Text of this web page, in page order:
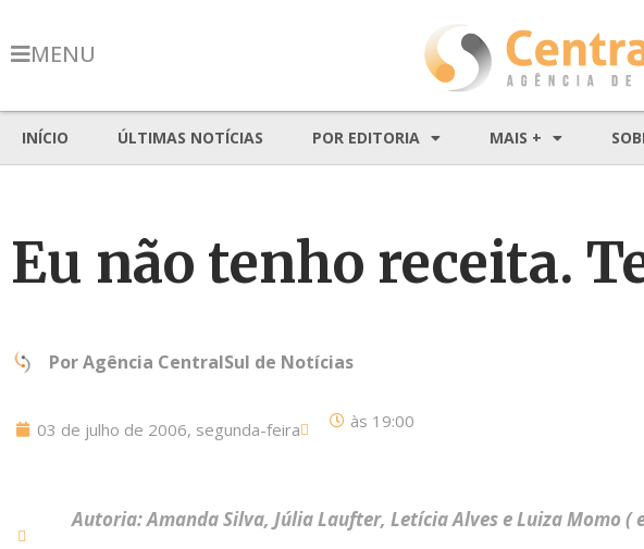
MENU
INÍCIO ÚLTIMAS NOTÍCIAS POR EDITORIA MAIS +
Eu não tenho receita.
PorAgência CentralSul de Notícias
03 de julho de 2006, segunda-feira às 19:00
Autoria: Amanda Silva, Júlia Laufter, Letícia Alves e Luiza Momo (